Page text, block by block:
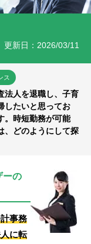
格向けの求人
会計士）の求人
セミナー
介
更新日：2026/03/11
ス
法人を退職し、子育
したいと思ってお
。時短勤務が可能
、どのようにして探
ーの
事務
に転